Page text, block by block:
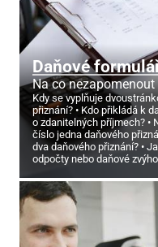
Daňové
Na co
Kdy se vyplňuje
přiznání?
Kdo přikládá k
o zdanitelných příjmech?
číslo jedna daňového
dva daňového přiznání?
odpočty nebo daňové